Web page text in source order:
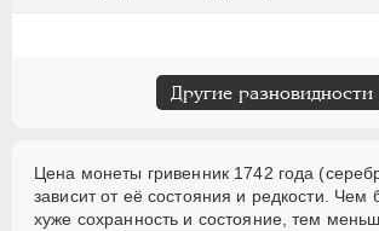
Другие разновидности
Цена монеты гривенник 1742 года
зависит от её состояния и редкости. Чем
хуже сохранность и состояние, тем